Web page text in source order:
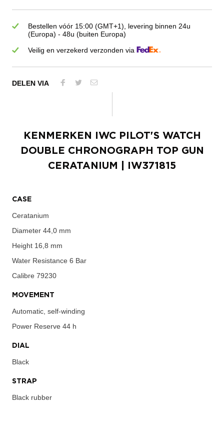
Bestellen vóór 15:00 (GMT+1), levering binnen 24u
(Europa) - 48u (buiten Europa)
Veilig en verzekerd verzonden via
DELEN VIA
KENMERKEN
IWC PILOT'S WATCH
DOUBLE CHRONOGRAPH TOP GUN
CERATANIUM
| IW371815
CASE
Ceratanium
Diameter 44,0 mm
Height 16,8 mm
Water Resistance 6 Bar
Calibre 79230
MOVEMENT
Automatic, self-winding
Power Reserve 44 h
DIAL
Black
STRAP
Black rubber